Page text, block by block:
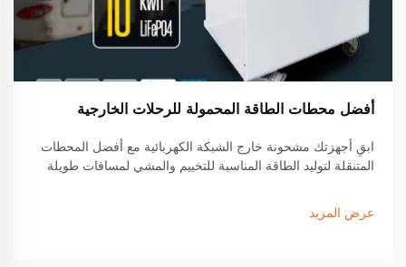
أفضل محطات الطاقة المحمولة للرحلات الخارجية
ابقِ أجهزتك مشحونة خارج الشبكة الكهربائية مع أفضل المحطات
المتنقلة لتوليد الطاقة المناسبة للتخييم والمشي لمسافات طويلة
والطرازات ذات العمر الطويل التي يثق بها محبو الأنشطة الخارجية.
ابحث عن الموديل المثالي لك اليوم.
عرض المزيد